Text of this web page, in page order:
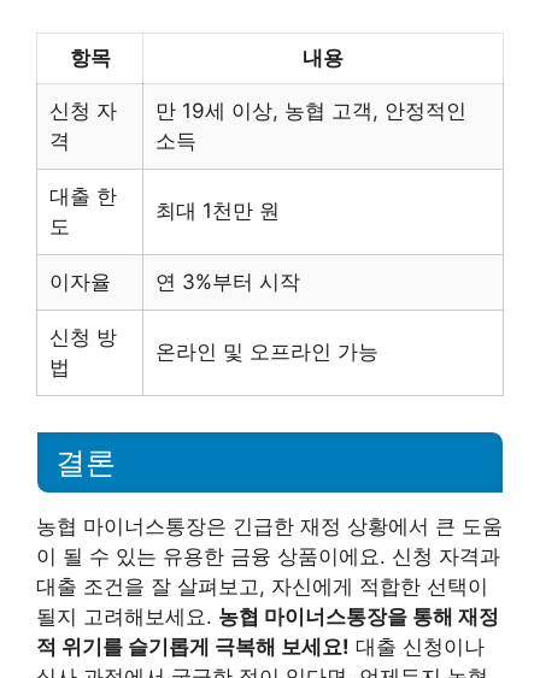
항목 내용
신청 자
격
만 19세 이상, 농협 고객, 안정적인
소득
대출 한
도
최대 1천만 원
이자율 연 3%부터 시작
신청 방
법
온라인 및 오프라인 가능
결론
농협 마이너스통장은 긴급한 재정 상황에서 큰 도움
이 될 수 있는 유용한 금융 상품이에요. 신청 자격과
대출 조건을 잘 살펴보고, 자신에게 적합한 선택이
될지 고려해보세요. 농협 마이너스통장을 통해 재정
적 위기를 슬기롭게 극복해 보세요! 대출 신청이나